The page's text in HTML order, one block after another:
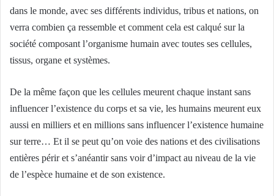
dans le monde, avec ses différents individus, tribus et nations, on
verra combien ça ressemble et comment cela est calqué sur la
société composant l’organisme humain avec toutes ses cellules,
tissus, organe et systèmes.
De la même façon que les cellules meurent chaque instant sans
influencer l’existence du corps et sa vie, les humains meurent eux
aussi en milliers et en millions sans influencer l’existence humaine
sur terre… Et il se peut qu’on voie des nations et des civilisations
entières périr et s’anéantir sans voir d’impact au niveau de la vie
de l’espèce humaine et de son existence.